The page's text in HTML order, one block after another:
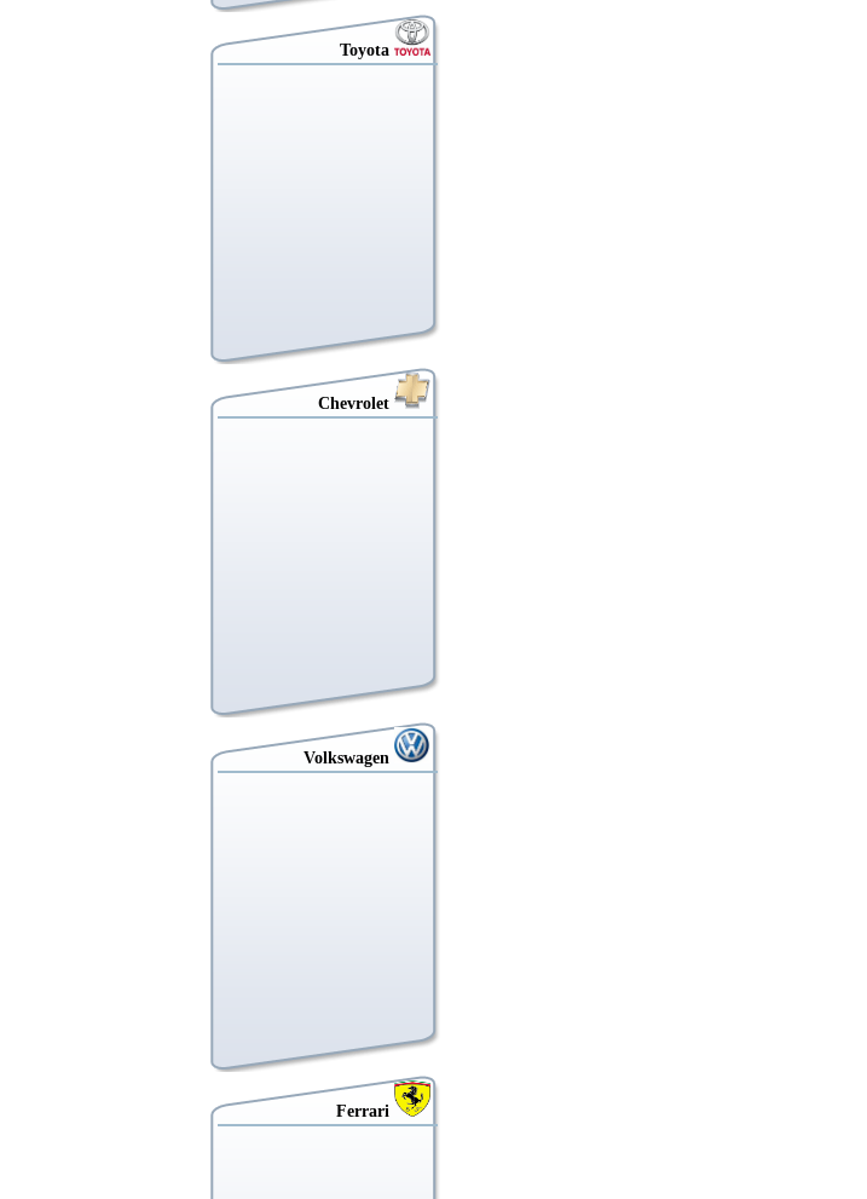
Toyota
Chevrolet
Volkswagen
Ferrari